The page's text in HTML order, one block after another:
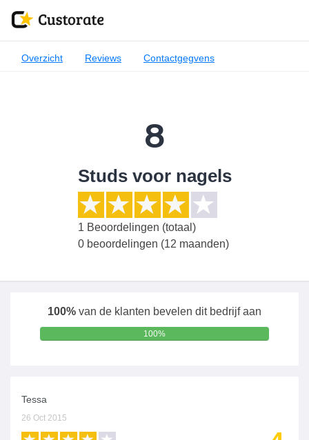
Overzicht Reviews Contactgegvens
8
Studs voor nagels
1 Beoordelingen (totaal)
0 beoordelingen (12 maanden)
100% van de klanten bevelen dit bedrijf aan
100%
Tessa
26 Oct 2015